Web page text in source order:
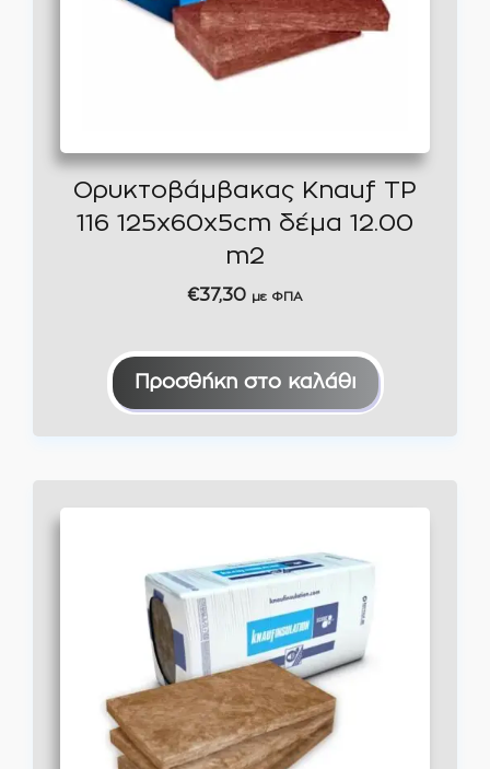
Ορυκτοβάμβακας Knauf TP
116 125x60x5cm δέμα 12.00
m2
€37,30 με ΦΠΑ
Προσθήκη στο καλάθι